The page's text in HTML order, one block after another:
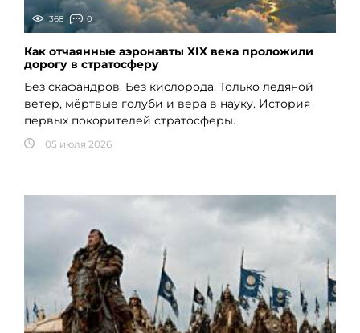
368 0
Как отчаянные аэронавты XIX века проложили
дорогу в стратосферу
Без скафандров. Без кислорода. Только ледяной
ветер, мёртвые голуби и вера в науку. История
первых покорителей стратосферы.
05 июля 2026